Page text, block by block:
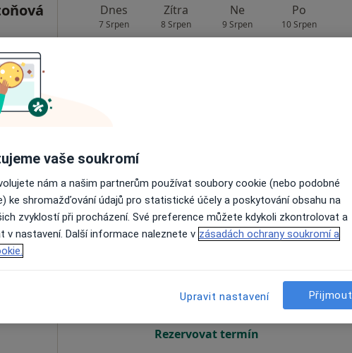
800 kč
Dnes
7 Srpen
Zítra
8 Srpen
Ne
9 Srpen
Po
10 Srpen
Online rezervace termínu není k dispozici
Rezervovat termín
vaše soukromí
nám a našim partnerům používat soubory cookie (nebo podobné
ke shromažďování údajů pro statistické účely a poskytování obsahu na
zvyklostí při procházení. Své preference můžete kdykoli zkontrolovat a
v nastavení. Další informace naleznete v zásadách ochrany soukromí a
Upravit nastavení Přijmout